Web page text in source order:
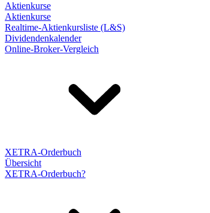
Aktienkurse
Aktienkurse
Realtime-Aktienkursliste (L&S)
Dividendenkalender
Online-Broker-Vergleich
XETRA-Orderbuch
Übersicht
XETRA-Orderbuch?